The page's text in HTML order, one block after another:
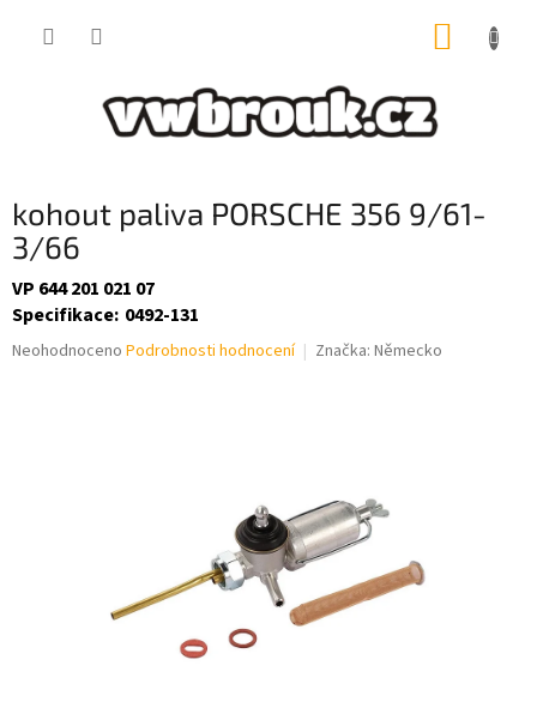
kohout paliva PORSCHE 356 9/61-
3/66
VP 644 201 021 07
Specifikace: 0492-131
Průměrné
Neohodnoceno Podrobnosti hodnocení Značka: Německo